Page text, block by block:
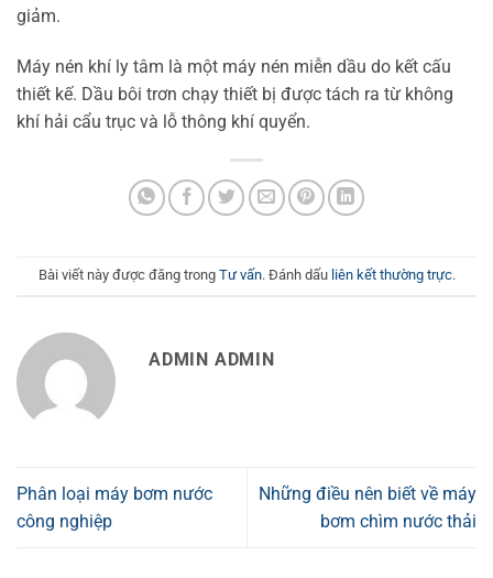
giảm.
Máy nén khí ly tâm là một máy nén miễn dầu do kết cấu
thiết kế. Dầu bôi trơn chạy thiết bị được tách ra từ không
khí hải cẩu trục và lỗ thông khí quyển.
Bài viết này được đăng trong Tư vấn. Đánh dấu liên kết thường trực.
ADMIN ADMIN
Phân loại máy bơm nước
công nghiệp
Những điều nên biết về máy
bơm chìm nước thải